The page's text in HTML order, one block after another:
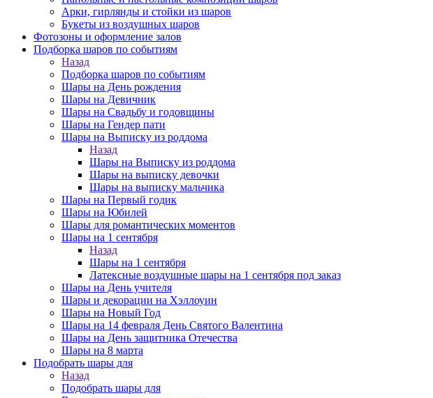
Арки, гирлянды и стойки из шаров
Букеты из воздушных шаров
Фотозоны и оформление залов
Подборка шаров по событиям
Назад
Подборка шаров по событиям
Шары на День рождения
Шары на Девичник
Шары на Свадьбу и годовщины
Шары на Гендер пати
Шары на Выписку из роддома
Назад
Шары на Выписку из роддома
Шары на выписку девочки
Шары на выписку мальчика
Шары на Первый годик
Шары на Юбилей
Шары для романтических моментов
Шары на 1 сентября
Назад
Шары на 1 сентября
Латексные воздушные шары на 1 сентября под заказ
Шары на День учителя
Шары и декорации на Хэллоуин
Шары на Новый Год
Шары на 14 февраля День Святого Валентина
Шары на День защитника Отечества
Шары на 8 марта
Подобрать шары для
Назад
Подобрать шары для